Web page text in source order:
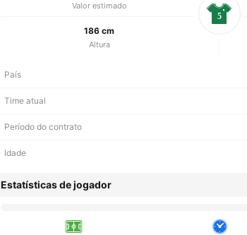
Valor estimado
186 cm
Altura
5
País
Time atual
Período do contrato
Idade
Estatísticas de jogador